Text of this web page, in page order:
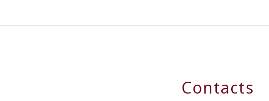
Contacts